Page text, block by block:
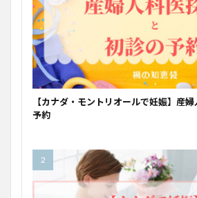
【カナダ・モントリオールで妊娠】産
予約